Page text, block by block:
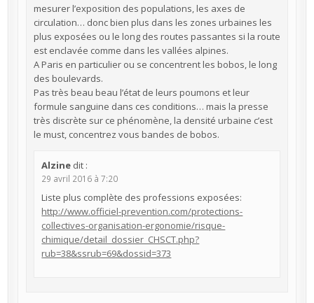
mesurer l’exposition des populations, les axes de
circulation… donc bien plus dans les zones urbaines les
plus exposées ou le long des routes passantes si la route
est enclavée comme dans les vallées alpines.
A Paris en particulier ou se concentrent les bobos, le long
des boulevards.
Pas très beau beau l’état de leurs poumons et leur
formule sanguine dans ces conditions… mais la presse
très discrète sur ce phénomène, la densité urbaine c’est
le must, concentrez vous bandes de bobos.
Alzine dit :
29 avril 2016 à 7:20
Liste plus complète des professions exposées:
http://www.officiel-prevention.com/protections-
collectives-organisation-ergonomie/risque-
chimique/detail_dossier_CHSCT.php?
rub=38&ssrub=69&dossid=373